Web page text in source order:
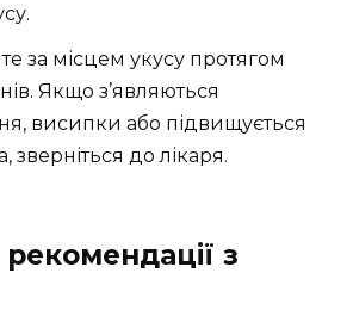
за місцем укусу протягом
Якщо з’являються
висипки або підвищується
зверніться до лікаря.
з